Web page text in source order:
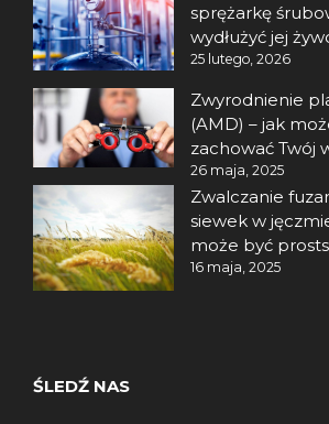
sprężarkę
wydłużyć jej
25 lutego, 2026
Zwyrodnienie
(AMD) – jak
zachować Twój
26 maja, 2025
Zwalczanie
siewek w
może być
16 maja, 2025
ŚLEDŹ NAS